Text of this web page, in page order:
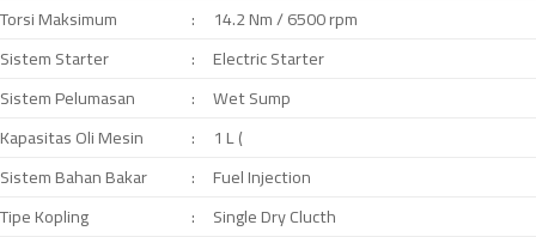
Torsi Maksimum
:
14.2 Nm / 6500 rpm
Sistem Starter
: Electric Starter
Sistem Pelumasan
: Wet Sump
Kapasitas Oli Mesin
:
1 L (
Sistem Bahan Bakar
: Fuel Injection
Tipe Kopling
:
Single Dry Clucth